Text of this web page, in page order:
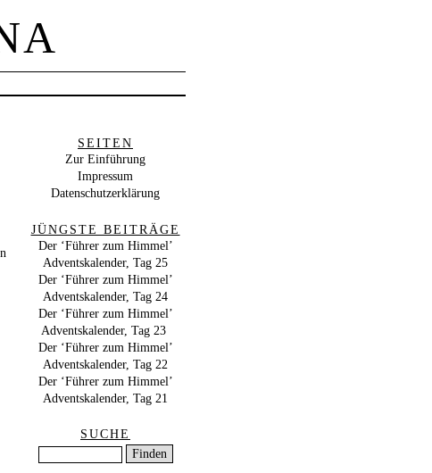
SEITEN
Zur Einführung
Impressum
Datenschutzerklärung
JÜNGSTE BEITRÄGE
Der ‘Führer zum Himmel’
Adventskalender, Tag 25
Der ‘Führer zum Himmel’
Adventskalender, Tag 24
Der ‘Führer zum Himmel’
Adventskalender, Tag 23
Der ‘Führer zum Himmel’
Adventskalender, Tag 22
Der ‘Führer zum Himmel’
Adventskalender, Tag 21
SUCHE